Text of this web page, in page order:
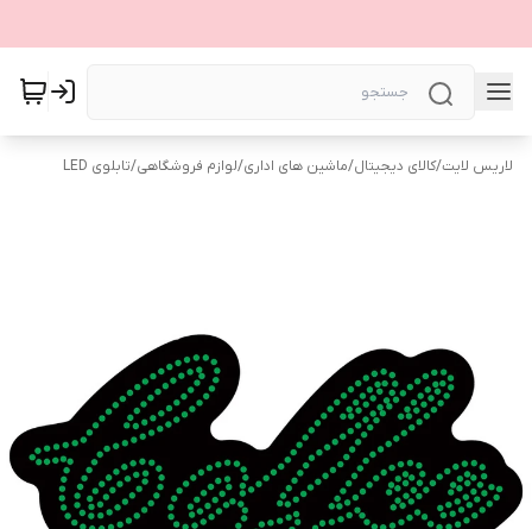
لاریس لایت/کالای دیجیتال/ماشین های اداری/لوازم فروشگاهی/تابلوی LED